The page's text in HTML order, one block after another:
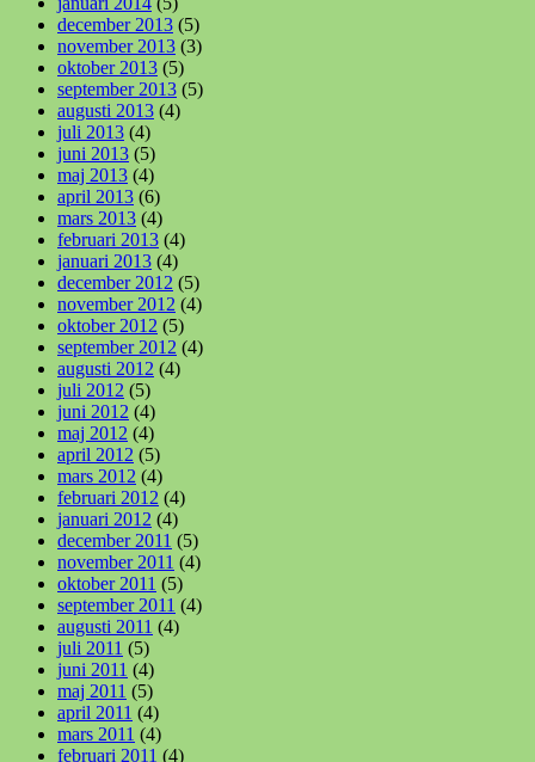
december 2013 (5)
november 2013 (3)
oktober 2013 (5)
september 2013 (5)
augusti 2013 (4)
juli 2013 (4)
juni 2013 (5)
maj 2013 (4)
april 2013 (6)
mars 2013 (4)
februari 2013 (4)
januari 2013 (4)
december 2012 (5)
november 2012 (4)
oktober 2012 (5)
september 2012 (4)
augusti 2012 (4)
juli 2012 (5)
juni 2012 (4)
maj 2012 (4)
april 2012 (5)
mars 2012 (4)
februari 2012 (4)
januari 2012 (4)
december 2011 (5)
november 2011 (4)
oktober 2011 (5)
september 2011 (4)
augusti 2011 (4)
juli 2011 (5)
juni 2011 (4)
maj 2011 (5)
april 2011 (4)
mars 2011 (4)
februari 2011 (4)